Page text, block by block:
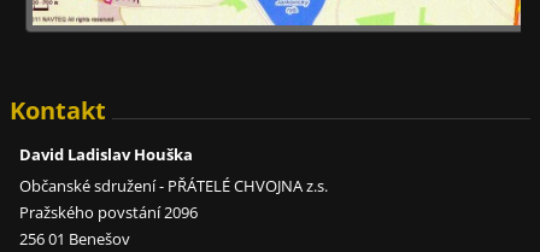
Kontakt
David Ladislav Houška
Občanské sdružení - PŘÁTELÉ CHVOJNA z.s.
Pražského povstání 2096
256 01 Benešov